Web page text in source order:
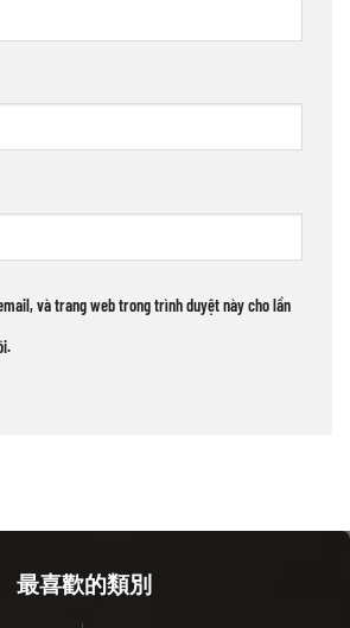
và trang web trong trình duyệt này cho lần
最喜歡的類別